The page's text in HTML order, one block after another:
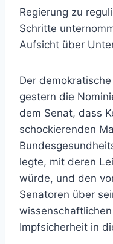
Regierung zu
Schritte
Aufsicht über
Der
gestern die
dem Senat, dass
schockierenden
legte, mit deren
würde, und den
Senatoren über
Impfsicherheit in